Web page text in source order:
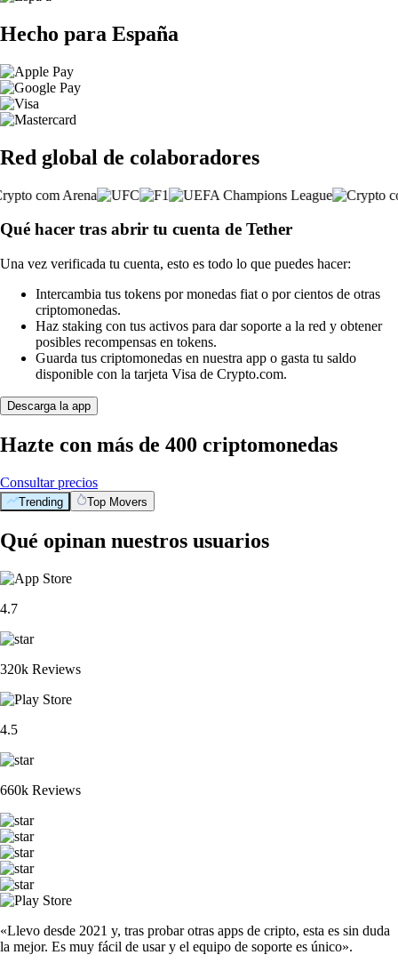
Hecho para España
Red global de colaboradores
Qué hacer tras abrir tu cuenta de Tether
Una vez verificada tu cuenta, esto es todo lo que puedes hacer:
Intercambia tus tokens por monedas fiat o por cientos de otras
criptomonedas.
Haz staking con tus activos para dar soporte a la red y obtener
posibles recompensas en tokens.
Guarda tus criptomonedas en nuestra app o gasta tu saldo
disponible con la tarjeta Visa de Crypto.com.
Descarga la app
Hazte con más de 400 criptomonedas
Consultar precios
Trending Top Movers
Qué opinan nuestros usuarios
4.7
320k Reviews
4.5
660k Reviews
«Llevo desde 2021 y, tras probar otras apps de cripto, esta es sin duda
la mejor. Es muy fácil de usar y el equipo de soporte es único».